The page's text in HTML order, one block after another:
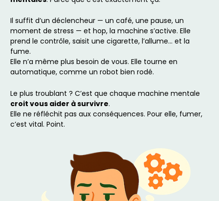
Il suffit d’un déclencheur — un café, une pause, un
moment de stress — et hop, la machine s’active. Elle
prend le contrôle, saisit une cigarette, l’allume… et la
fume.
Elle n’a même plus besoin de vous. Elle tourne en
automatique, comme un robot bien rodé.
Le plus troublant ? C’est que chaque machine mentale
croit vous aider à survivre.
Elle ne réfléchit pas aux conséquences. Pour elle, fumer,
c’est vital. Point.